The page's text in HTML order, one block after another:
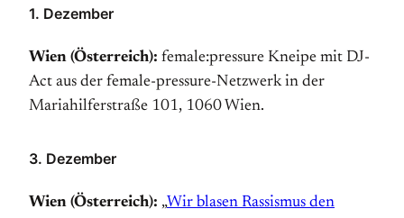
1. Dezember
Wien (Österreich): female:pressure Kneipe mit DJ-
Act aus der female-pressure-Netzwerk in der
Mariahilferstraße 101, 1060 Wien.
3. Dezember
Wien (Österreich): „Wir blasen Rassismus den